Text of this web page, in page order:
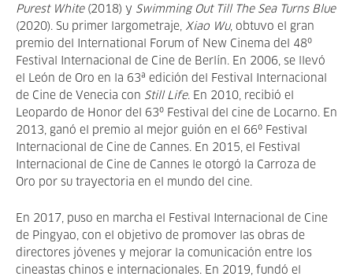
Purest White (2018) y Swimming Out Till The Sea Turns Blue
(2020). Su primer largometraje, Xiao Wu, obtuvo el gran
premio del International Forum of New Cinema del 48º
Festival Internacional de Cine de Berlín. En 2006, se llevó
el León de Oro en la 63ª edición del Festival Internacional
de Cine de Venecia con Still Life. En 2010, recibió el
Leopardo de Honor del 63º Festival del cine de Locarno. En
2013, ganó el premio al mejor guión en el 66º Festival
Internacional de Cine de Cannes. En 2015, el Festival
Internacional de Cine de Cannes le otorgó la Carroza de
Oro por su trayectoria en el mundo del cine.
En 2017, puso en marcha el Festival Internacional de Cine
de Pingyao, con el objetivo de promover las obras de
directores jóvenes y mejorar la comunicación entre los
cineastas chinos e internacionales. En 2019, fundó el